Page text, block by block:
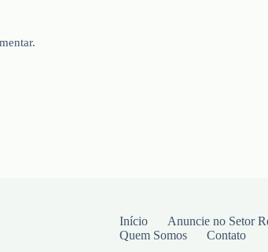
Início Anuncie no Setor
Quem Somos
Contato